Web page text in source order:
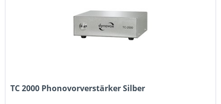
TC 2000 Phonovorverstärker Silber